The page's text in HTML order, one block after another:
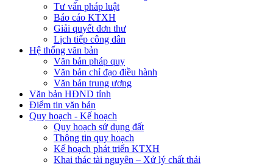
Tư vấn pháp luật
Báo cáo KTXH
Giải quyết đơn thư
Lịch tiếp công dân
Hệ thống văn bản
Văn bản pháp quy
Văn bản chỉ đạo điều hành
Văn bản trung ương
Văn bản HĐND tỉnh
Điểm tin văn bản
Quy hoạch - Kế hoạch
Quy hoạch sử dụng đất
Thông tin quy hoạch
Kế hoạch phát triển KTXH
Khai thác tài nguyên – Xử lý chất thải